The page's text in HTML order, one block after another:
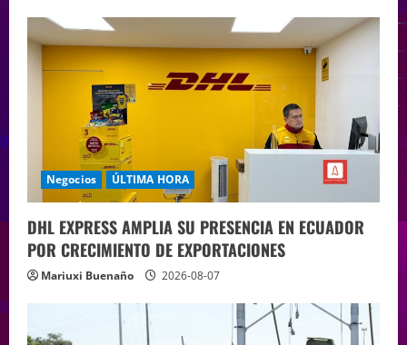
Negocios ÚLTIMA HORA
DHL EXPRESS AMPLIA SU PRESENCIA EN ECUADOR
POR CRECIMIENTO DE EXPORTACIONES
Mariuxi Buenaño 2026-08-07